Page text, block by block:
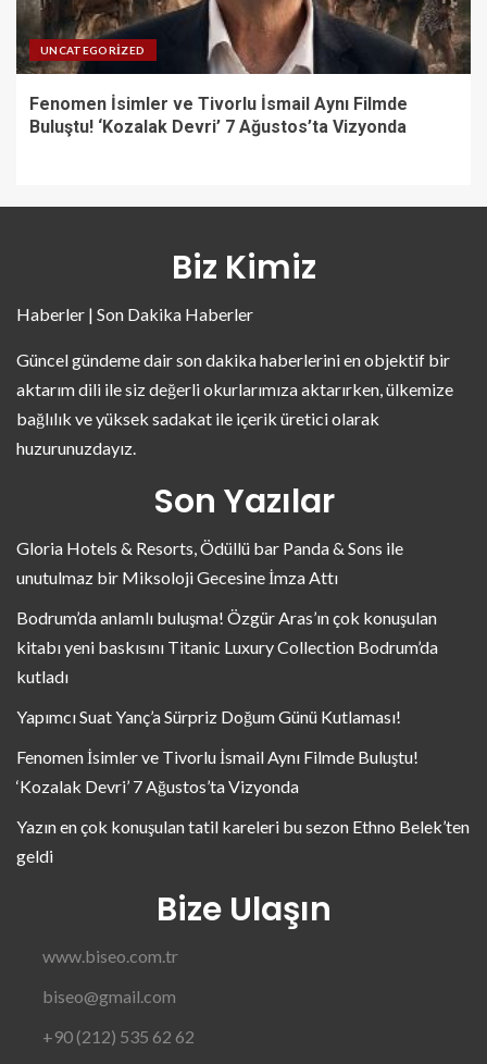
UNCATEGORIZED
Fenomen İsimler ve Tivorlu İsmail Aynı Filmde
Buluştu! ‘Kozalak Devri’ 7 Ağustos’ta Vizyonda
Biz Kimiz
Haberler | Son Dakika Haberler
Güncel gündeme dair son dakika haberlerini en objektif bir
aktarım dili ile siz değerli okurlarımıza aktarırken, ülkemize
bağlılık ve yüksek sadakat ile içerik üretici olarak
huzurunuzdayız.
Son Yazılar
Gloria Hotels & Resorts, Ödüllü bar Panda & Sons ile
unutulmaz bir Miksoloji Gecesine İmza Attı
Bodrum’da anlamlı buluşma! Özgür Aras’ın çok konuşulan
kitabı yeni baskısını Titanic Luxury Collection Bodrum’da
kutladı
Yapımcı Suat Yanç’a Sürpriz Doğum Günü Kutlaması!
Fenomen İsimler ve Tivorlu İsmail Aynı Filmde Buluştu!
‘Kozalak Devri’ 7 Ağustos’ta Vizyonda
Yazın en çok konuşulan tatil kareleri bu sezon Ethno Belek’ten
geldi
Bize Ulaşın
www.biseo.com.tr
biseo@gmail.com
+90 (212) 535 62 62